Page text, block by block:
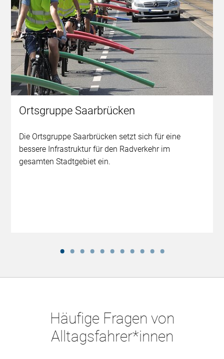
Ortsgruppe Saarbrücken
Die Ortsgruppe Saarbrücken setzt sich für eine
bessere Infrastruktur für den Radverkehr im
gesamten Stadtgebiet ein.
Häufige Fragen von
Alltagsfahrer*innen